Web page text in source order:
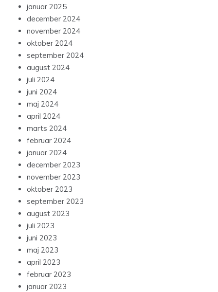
januar 2025
december 2024
november 2024
oktober 2024
september 2024
august 2024
juli 2024
juni 2024
maj 2024
april 2024
marts 2024
februar 2024
januar 2024
december 2023
november 2023
oktober 2023
september 2023
august 2023
juli 2023
juni 2023
maj 2023
april 2023
februar 2023
januar 2023